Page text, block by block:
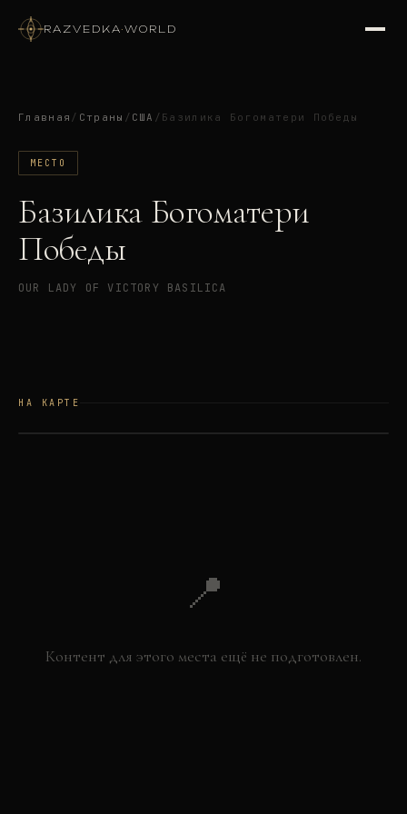
RAZVEDKA·WORLD
Главная / Страны / США / Базилика Богоматери Победы
МЕСТО
Базилика Богоматери
Победы
OUR LADY OF VICTORY BASILICA
НА КАРТЕ
📍
Контент для этого места ещё не подготовлен.